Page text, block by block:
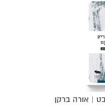
| אורה ברקן